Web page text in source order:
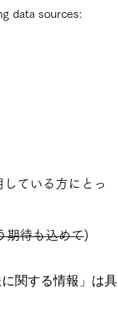
data sources:
ている方にとっ
期待も込めて)
関する情報」は具